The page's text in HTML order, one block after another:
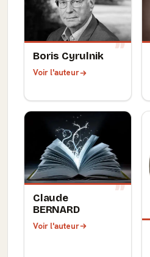
Boris Cyrulnik
Voir l'auteur
Claude
BERNARD
Voir l'auteur